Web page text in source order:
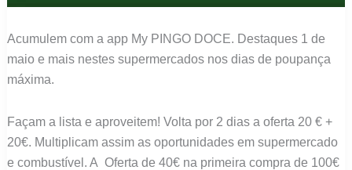
Acumulem com a app My PINGO DOCE. Destaques 1 de
maio e mais nestes supermercados nos dias de poupança
máxima.
Façam a lista e aproveitem! Volta por 2 dias a oferta 20 € +
20€. Multiplicam assim as oportunidades em supermercado
e combustível. A Oferta de 40€ na primeira compra de 100€